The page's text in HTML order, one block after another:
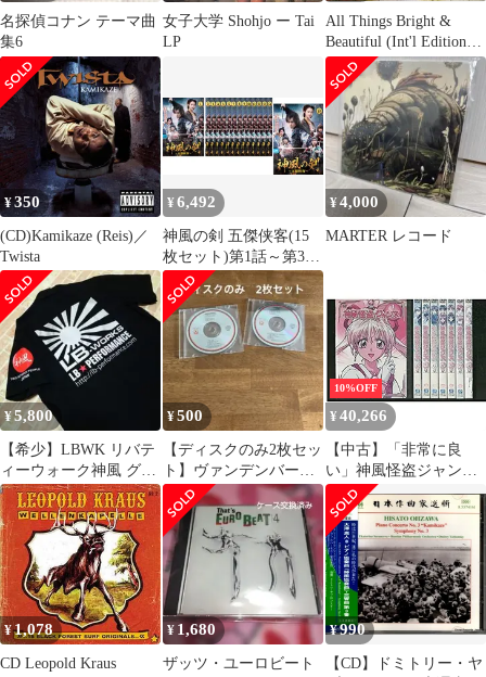
名探偵コナン テーマ曲
集6
女子大学 Shohjo ー Tai
LP
All Things Bright &
Beautiful (Int'l Edition) /
Owl City (CD)
¥350
(CD)Kamikaze (Reis)／
Twista
¥6,492
神風の剣 五傑侠客(15
枚セット)第1話～第30
話 最終【字幕】【全巻
セット 洋画 中古
DVD】レンタル落ち
¥4,000
MARTER レコード
¥5,800
【希少】LBWK リバテ
ィーウォーク神風 グラ
フィックプリント ワ
ークシャツ Ｌ
¥500
【ディスクのみ2枚セッ
ト】ヴァンデンバーグ
CD 国内盤 1st ＆ 3rd
10%OFF
¥ 40,266
【中古】「非常に良
い」神風怪盗ジャンヌ
[レンタル落ち] 全8巻セ
ット [マーケットプレ
イスDVDセット商品]
¥1,078
CD Leopold Kraus
¥ 1,680
ザッツ・ユーロビート
¥990
【CD】ドミトリー・ヤ